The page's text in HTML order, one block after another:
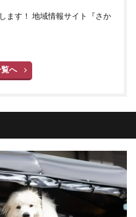
ます！ 地域情報サイト『さか
へ